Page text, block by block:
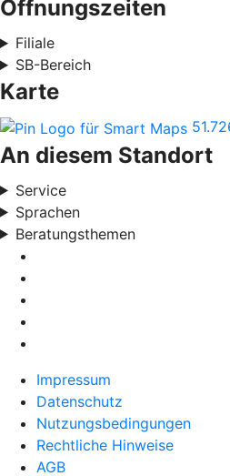
Öffnungszeiten
Filiale
SB-Bereich
Karte
An diesem Standort
Service
Sprachen
Beratungsthemen
Impressum
Datenschutz
Nutzungsbedingungen
Rechtliche Hinweise
AGB